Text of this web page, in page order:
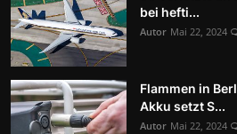
bei hefti...
Autor Mai 22, 2024
Flammen in
Akku setzt S...
Autor Mai 22, 2024